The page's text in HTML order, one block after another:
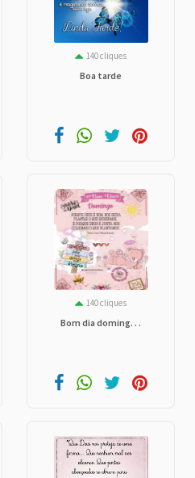
140 cliques
Boa tarde
140 cliques
Bom dia doming. . .